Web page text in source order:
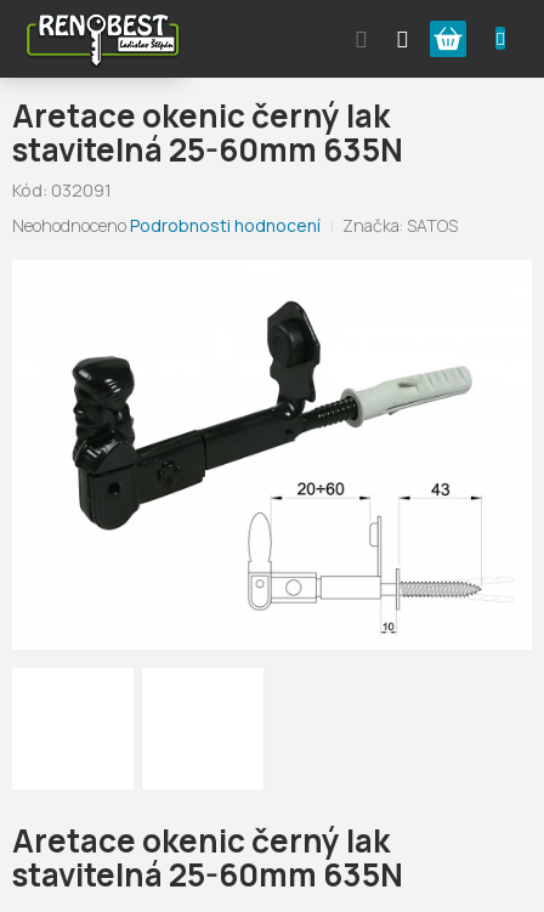
obsah
Nákupní
košík
Aretace okenic černý lak
stavitelná 25-60mm 635N
Kód: 032091
Průměrné
hvězdiček.
NeohodnocenoPodrobnosti hodnocení Značka: SATOS
Aretace okenic černý lak
stavitelná 25-60mm 635N